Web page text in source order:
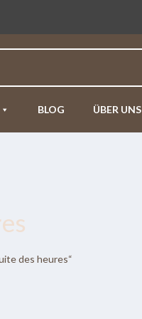
BLOG ÜBER UNS
des heures“